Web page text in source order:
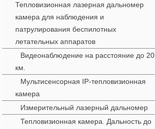
Тепловизионная лазерная дальномер
камера для наблюдения и
патрулирования беспилотных
летательных аппаратов
Видеонаблюдение на расстояние до 20
км.
Мультисенсорная IP-тепловизионная
камера
Измерительный лазерный дальномер
Тепловизионная камера. Дальность до